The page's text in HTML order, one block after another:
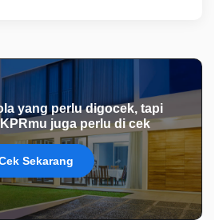
yang perlu digocek, tapi
juga perlu di cek
Sekarang